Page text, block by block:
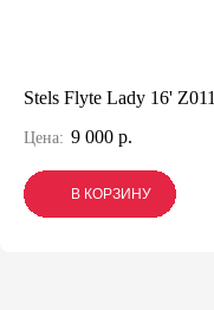
Stels Flyte Lady 16' Z011
Цена: 9 000 р.
В КОРЗИНУ
В КОРЗИНУ
В КОРЗИНУ